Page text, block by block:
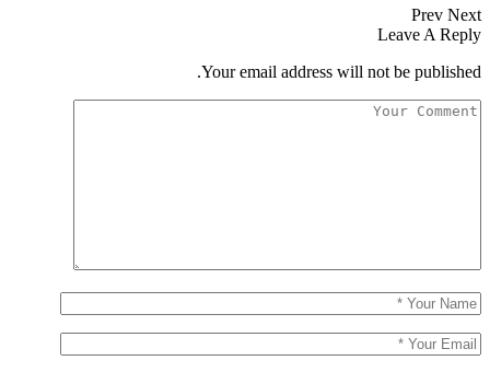
Prev Next
Leave A Reply
Your email address will not be published.